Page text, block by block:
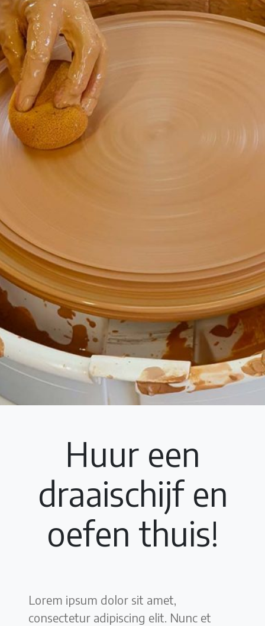
Huur een
draaischijf en
oefen thuis!
Lorem ipsum dolor sit amet,
consectetur adipiscing elit. Nunc et